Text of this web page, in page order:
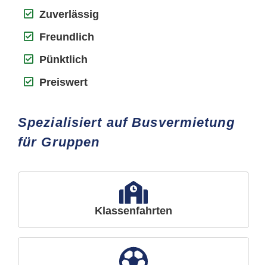
Zuverlässig
Freundlich
Pünktlich
Preiswert
Spezialisiert auf Busvermietung
für Gruppen
Klassenfahrten